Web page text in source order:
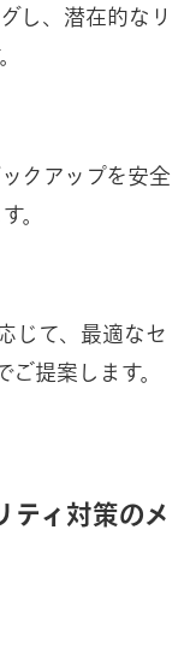
し、潜在的なリ
クアップを安全
。
じて、最適なセ
ご提案します。
ティ対策のメ